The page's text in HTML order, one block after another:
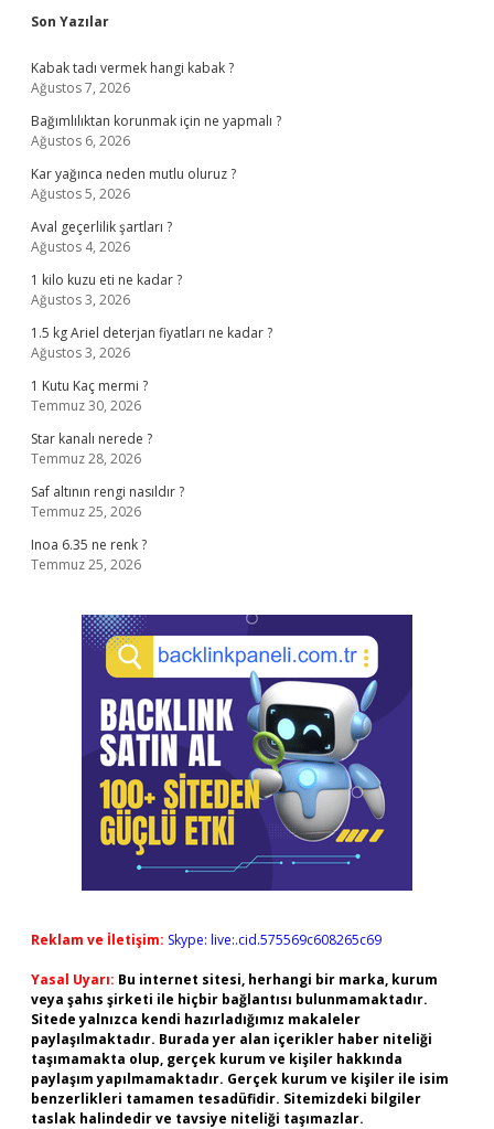
Sidebar
Son Yazılar
Kabak tadı vermek hangi kabak ?
Ağustos 7, 2026
Bağımlılıktan korunmak için ne yapmalı ?
Ağustos 6, 2026
Kar yağınca neden mutlu oluruz ?
Ağustos 5, 2026
Aval geçerlilik şartları ?
Ağustos 4, 2026
1 kilo kuzu eti ne kadar ?
Ağustos 3, 2026
1.5 kg Ariel deterjan fiyatları ne kadar ?
Ağustos 3, 2026
1 Kutu Kaç mermi ?
Temmuz 30, 2026
Star kanalı nerede ?
Temmuz 28, 2026
Saf altının rengi nasıldır ?
Temmuz 25, 2026
Inoa 6.35 ne renk ?
Temmuz 25, 2026
Reklam ve İletişim: Skype: live:.cid.575569c608265c69
Yasal Uyarı: Bu internet sitesi, herhangi bir marka, kurum
veya şahıs şirketi ile hiçbir bağlantısı bulunmamaktadır.
Sitede yalnızca kendi hazırladığımız makaleler
paylaşılmaktadır. Burada yer alan içerikler haber niteliği
taşımamakta olup, gerçek kurum ve kişiler hakkında
paylaşım yapılmamaktadır. Gerçek kurum ve kişiler ile isim
benzerlikleri tamamen tesadüfidir. Sitemizdeki bilgiler
taslak halindedir ve tavsiye niteliği taşımazlar.